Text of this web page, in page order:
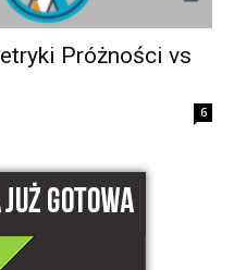
Próżności vs
6